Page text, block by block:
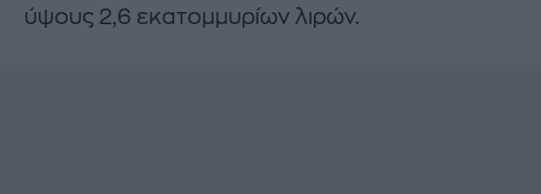
ύψους 2,6 εκατομμυρίων λιρών.